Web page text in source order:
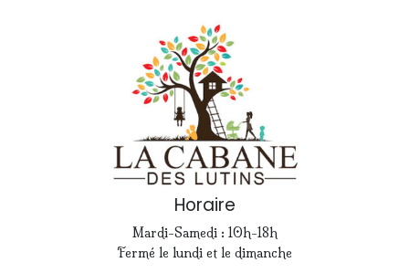
Horaire
Mardi-Samedi : 10h-18h
Fermé le lundi et le dimanche